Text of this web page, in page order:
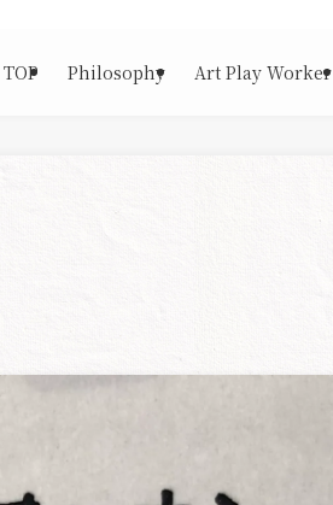
TOP Philosophy Art Play Worker